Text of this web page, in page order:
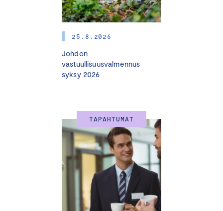
25.8.2026
Johdon
vastuullisuusvalmennus
syksy 2026
TAPAHTUMAT